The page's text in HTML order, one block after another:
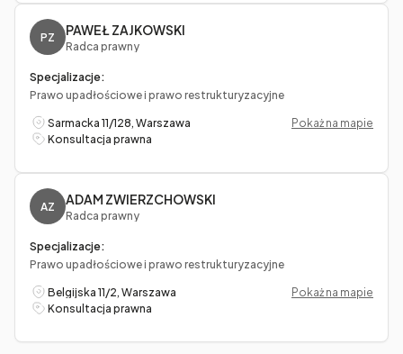
PZ PAWEŁ ZAJKOWSKI
Radca prawny
Specjalizacje:
Prawo upadłościowe i prawo restrukturyzacyjne
Sarmacka 11/128, Warszawa
Pokaż na mapie
Konsultacja prawna
AZ ADAM ZWIERZCHOWSKI
Radca prawny
Specjalizacje:
Prawo upadłościowe i prawo restrukturyzacyjne
Belgijska 11/2, Warszawa
Pokaż na mapie
Konsultacja prawna